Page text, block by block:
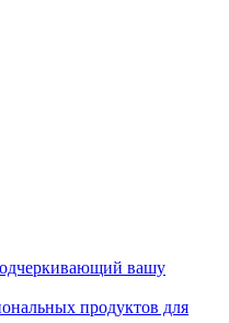
вашу
продуктов для